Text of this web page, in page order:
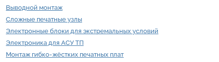
Выводной монтаж
Сложные печатные узлы
Электронные блоки для экстремальных условий
Электроника для АСУ ТП
Монтаж гибко-жёстких печатных плат